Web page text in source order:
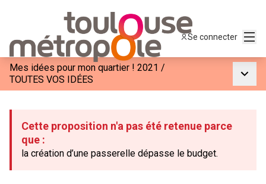
Se connecter
Mes idées pour mon quartier ! 2021 /
TOUTES VOS IDÉES
Cette proposition n'a pas été retenue parce
que :
la création d’une passerelle dépasse le budget.